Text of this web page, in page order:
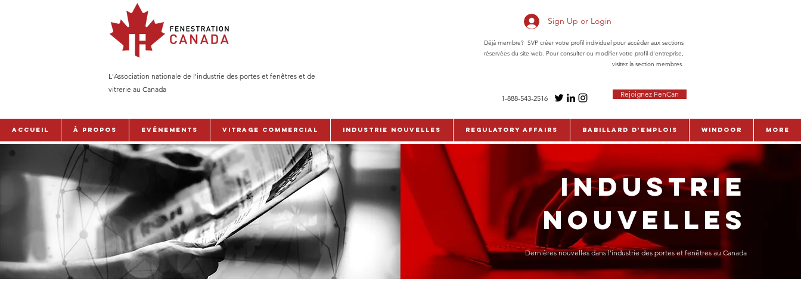
L'Association nationale de l'industrie des portes et fenêtres et de
vitrerie au Canada
Sign Up or Login
Déjà membre? SVP créer votre profil individuel pour accéder aux sections
réservées du site web. Pour consulter ou modifier votre profil d'entreprise,
visitez la section membres.
1-888-543-2516 Rejoignez FenCan
Accueil À PROPOS Evénements Vitrage commercial Industrie Nouvelles Regulatory Affairs Babillard d'emplois WinDoor More
INDUSTRIE
NOUVELLES
Dernières nouvelles dans l'industrie des portes et fenêtres au Canada